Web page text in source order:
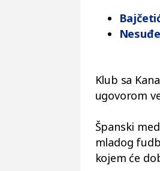
Klub sa
ugovorom
Španski
mladog
kojem će